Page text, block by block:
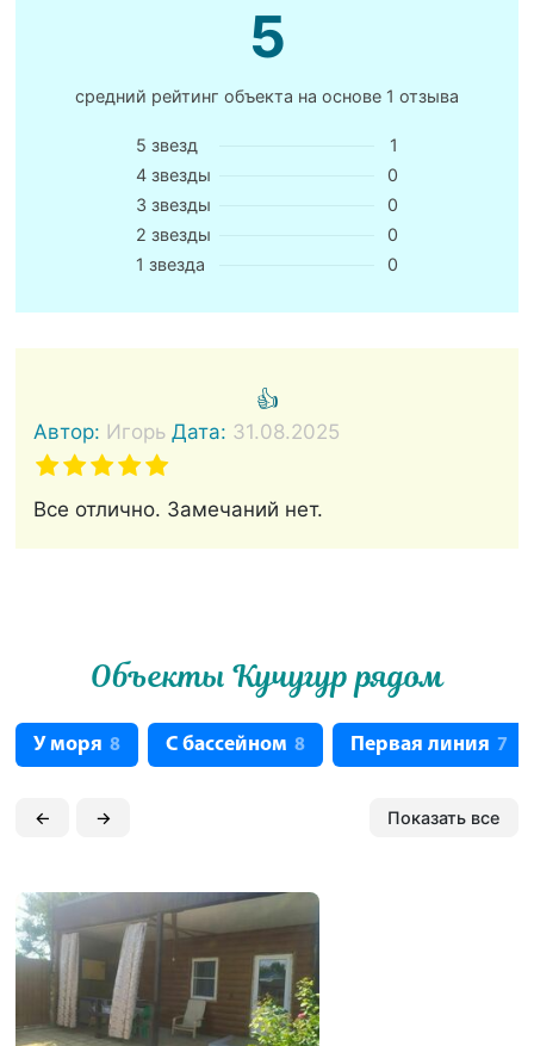
5
средний рейтинг объекта на основе 1 отзыва
5 звезд
1
4 звезды
0
3 звезды
0
2 звезды
0
1 звезда
0
👍
Автор: Игорь Дата: 31.08.2025
Все отлично. Замечаний нет.
Объекты Кучугур рядом
У моря 8 С бассейном 8 Первая линия 7
← → Показать все